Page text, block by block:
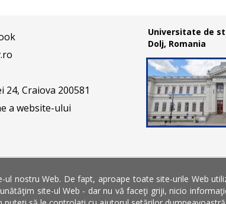
nostru Web. De fapt, aproape toate site-urile Web
site-ul Web - dar nu vă faceţi griji, nicio
24, Craiova 200581
a website-ului
Universitate de
Dolj, Romania